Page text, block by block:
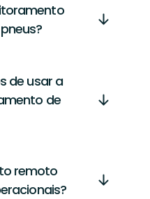
de usar a
de
remoto